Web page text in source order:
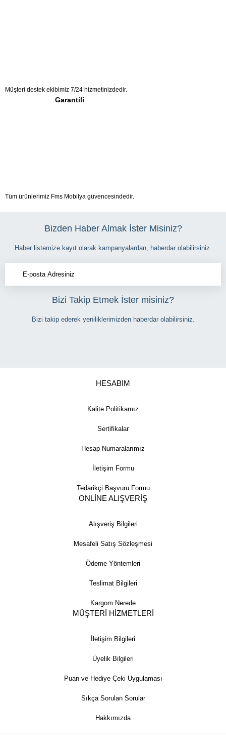
Müşteri destek ekibimiz 7/24 hizmetinizdedir.
Garantili
Tüm ürünlerimiz Fms Mobilya güvencesindedir.
Bizden Haber Almak İster Misiniz?
Haber listemize kayıt olarak kampanyalardan, haberdar olabilirsiniz.
Bizi Takip Etmek İster misiniz?
Bizi takip ederek yeniliklerimizden haberdar olabilirsiniz.
HESABIM
Kalite Politikamız
Sertifikalar
Hesap Numaralarımız
İletişim Formu
Tedarikçi Başvuru Formu
ONLİNE ALIŞVERİŞ
Alışveriş Bilgileri
Mesafeli Satış Sözleşmesi
Ödeme Yöntemleri
Teslimat Bilgileri
Kargom Nerede
MÜŞTERİ HİZMETLERİ
İletişim Bilgileri
Üyelik Bilgileri
Puan ve Hediye Çeki Uygulaması
Sıkça Sorulan Sorular
Hakkımızda